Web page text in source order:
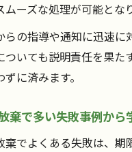
ーズな処理が可能とな
らの指導や通知に迅速に
ついても説明責任を果た
に済みます。
棄で多い失敗事例から
棄でよくある失敗は、期